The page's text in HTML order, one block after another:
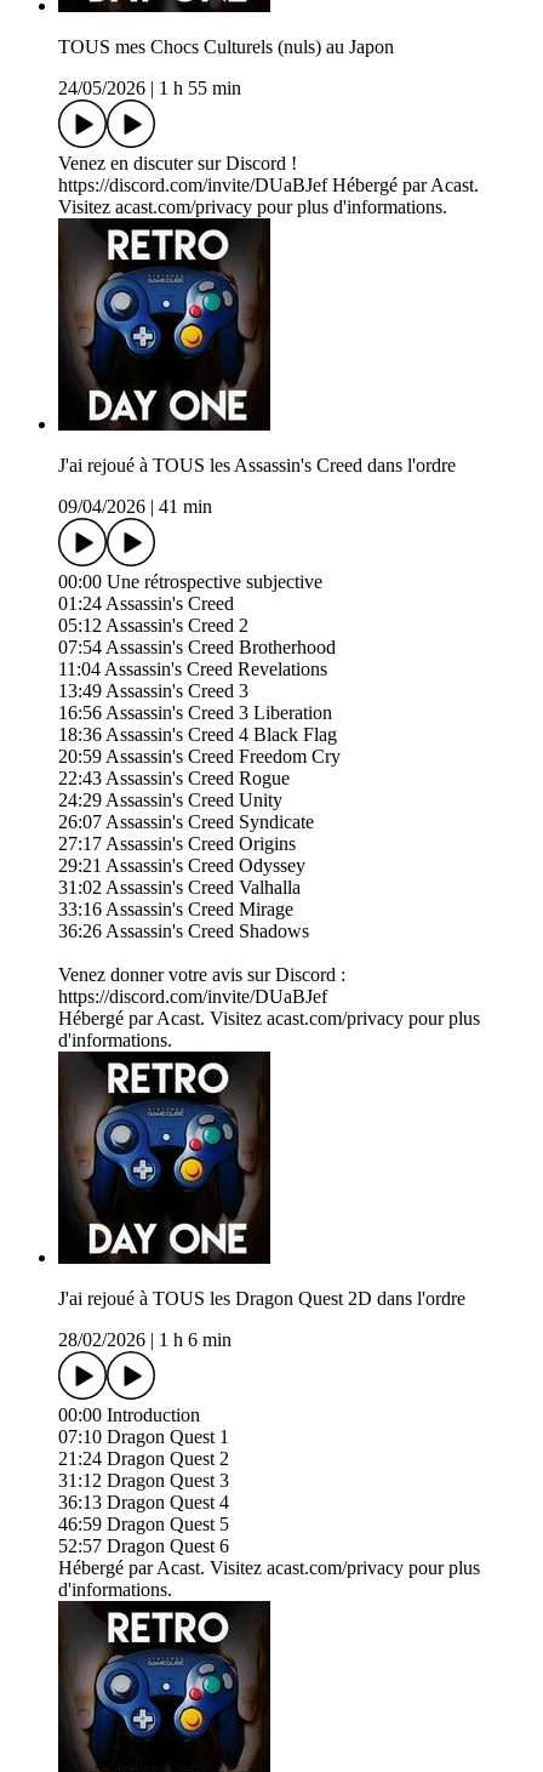
TOUS mes Chocs Culturels (nuls) au Japon
24/05/2026
1 h 55 min
Venez en discuter sur Discord !
https://discord.com/invite/DUaBJef Hébergé par Acast.
Visitez acast.com/privacy pour plus d'informations.
J'ai rejoué à TOUS les Assassin's Creed dans l'ordre
09/04/2026
41 min
00:00 Une rétrospective subjective
01:24 Assassin's Creed
05:12 Assassin's Creed 2
07:54 Assassin's Creed Brotherhood
11:04 Assassin's Creed Revelations
13:49 Assassin's Creed 3
16:56 Assassin's Creed 3 Liberation
18:36 Assassin's Creed 4 Black Flag
20:59 Assassin's Creed Freedom Cry
22:43 Assassin's Creed Rogue
24:29 Assassin's Creed Unity
26:07 Assassin's Creed Syndicate
27:17 Assassin's Creed Origins
29:21 Assassin's Creed Odyssey
31:02 Assassin's Creed Valhalla
33:16 Assassin's Creed Mirage
36:26 Assassin's Creed Shadows
Venez donner votre avis sur Discord :
https://discord.com/invite/DUaBJef
Hébergé par Acast. Visitez acast.com/privacy pour plus
d'informations.
J'ai rejoué à TOUS les Dragon Quest 2D dans l'ordre
28/02/2026
1 h 6 min
00:00 Introduction
07:10 Dragon Quest 1
21:24 Dragon Quest 2
31:12 Dragon Quest 3
36:13 Dragon Quest 4
46:59 Dragon Quest 5
52:57 Dragon Quest 6
Hébergé par Acast. Visitez acast.com/privacy pour plus
d'informations.